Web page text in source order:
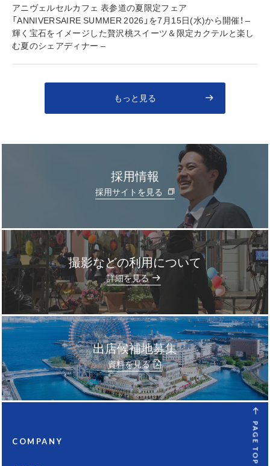
アニヴェルセルカフェ 表参道の夏限定フェア
「ANNIVERSAIRE SUMMER 2026」を7月15日(水)から開催！ –
輝く宝石をイメージした贅沢桃スイーツ＆限定カクテルと楽し
む夏のシェアディナー –
もっと見る
採用情報
採用サイトを見る
撮影などの利用について
詳細を見る
出店候補地募集
資料を見る
PAGE TOP
COMPANY